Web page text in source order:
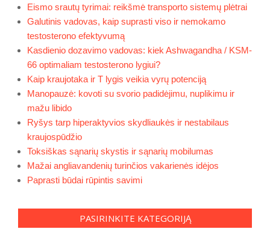
Eismo srautų tyrimai: reikšmė transporto sistemų plėtrai
Galutinis vadovas, kaip suprasti viso ir nemokamo
testosterono efektyvumą
Kasdienio dozavimo vadovas: kiek Ashwagandha / KSM-
66 optimaliam testosterono lygiui?
Kaip kraujotaka ir T lygis veikia vyrų potenciją
Manopauzė: kovoti su svorio padidėjimu, nuplikimu ir
mažu libido
Ryšys tarp hiperaktyvios skydliaukės ir nestabilaus
kraujospūdžio
Toksiškas sąnarių skystis ir sąnarių mobilumas
Mažai angliavandenių turinčios vakarienės idėjos
Paprasti būdai rūpintis savimi
PASIRINKITE KATEGORIJĄ